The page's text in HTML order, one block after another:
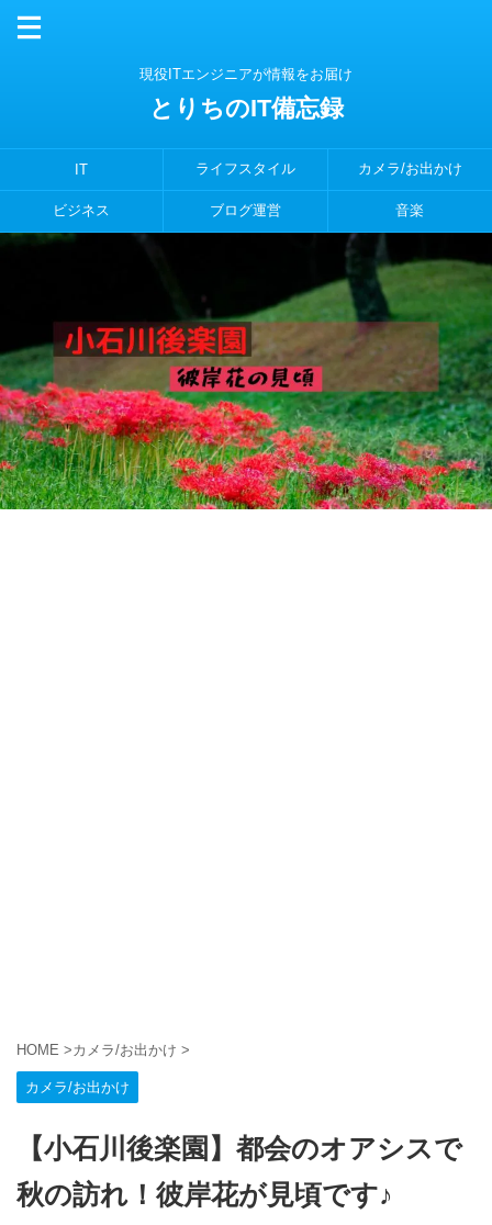
現役ITエンジニアが情報をお届け
とりちのIT備忘録
IT ライフスタイル カメラ/お出かけ
ビジネス ブログ運営 音楽
HOME > カメラ/お出かけ >
カメラ/お出かけ
【小石川後楽園】都会のオアシスで
秋の訪れ！彼岸花が見頃です♪